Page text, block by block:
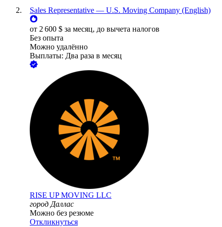
Sales Representative — U.S. Moving Company (English)
от 2 600 $ за месяц, до вычета налогов
Без опыта
Можно удалённо
Выплаты: Два раза в месяц
RISE UP MOVING LLC
город Даллас
Можно без резюме
Откликнуться